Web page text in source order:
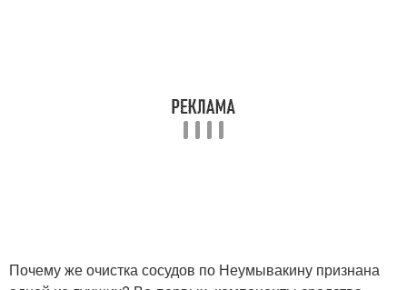
Почему же очистка сосудов по Неумывакину признана